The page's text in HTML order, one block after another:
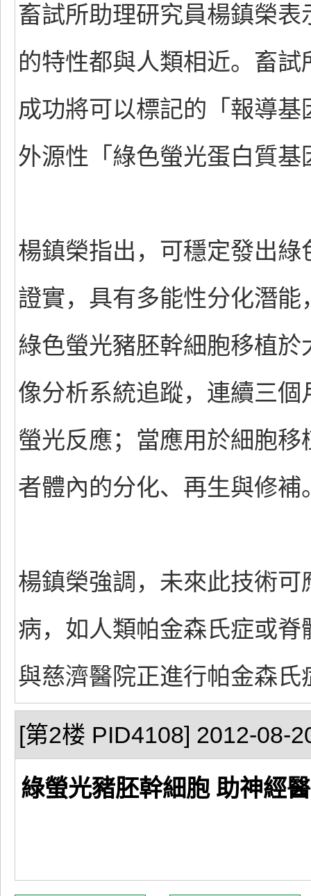
畜試所助理研究員楊鎮榮
的特性都與人類相近。畜
成功將可以標記的「報導
外源性「綠色螢光蛋白質基
楊鎮榮指出，可穩定發出
證實，具有多能性分化潛
綠色螢光豬胚幹細胞移植
像分析系統追蹤，連續三
螢光反應；當應用於細胞
者體內的分化、再生與修補
楊鎮榮強調，未來此技術
病，如人類帕金森氏症或
與慈濟醫院正進行帕金森
[第2楼 PID4108] 2012-08-
綠螢光豬胚幹細胞 助神經